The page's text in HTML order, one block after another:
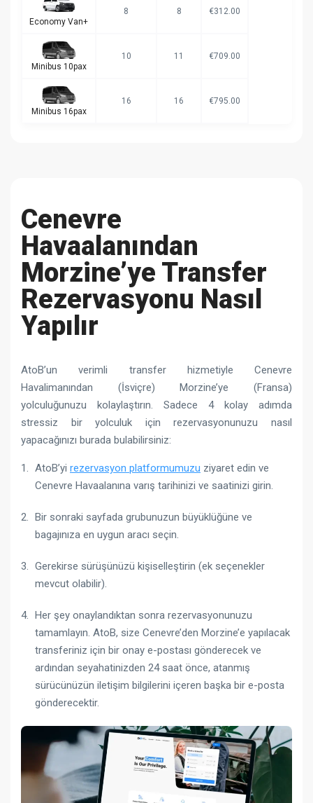
Economy Van+
8 8 €312.00
Minibus 10pax
10 11 €709.00
Minibus 16pax
16 16 €795.00
Cenevre
Havaalanından
Morzine’ye Transfer
Rezervasyonu Nasıl
Yapılır
AtoB’un verimli transfer hizmetiyle Cenevre
Havalimanından (İsviçre) Morzine’ye (Fransa)
yolculuğunuzu kolaylaştırın. Sadece 4 kolay adımda
stressiz bir yolculuk için rezervasyonunuzu nasıl
yapacağınızı burada bulabilirsiniz:
AtoB’yi rezervasyon platformumuzu ziyaret edin ve
Cenevre Havaalanına varış tarihinizi ve saatinizi girin.
Bir sonraki sayfada grubunuzun büyüklüğüne ve
bagajınıza en uygun aracı seçin.
Gerekirse sürüşünüzü kişiselleştirin (ek seçenekler
mevcut olabilir).
Her şey onaylandıktan sonra rezervasyonunuzu
tamamlayın. AtoB, size Cenevre’den Morzine’e yapılacak
transferiniz için bir onay e-postası gönderecek ve
ardından seyahatinizden 24 saat önce, atanmış
sürücünüzün iletişim bilgilerini içeren başka bir e-posta
gönderecektir.